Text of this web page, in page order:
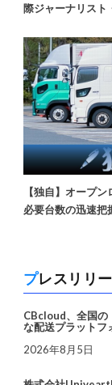
際ジャーナリスト
【独自】オープ
必要台数の迅速把
プレスリリ
CBcloud、全国の
な配送プラット
2026年8月5日